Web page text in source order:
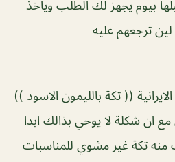
بيوم يجهز لك الطلب وياخذ
ترجعهم عليه
(( تكة بالليمون الاسود ))
ان شكلة لا يوحي بذالك ابدا
منه تكة غير مشوي للمناسبات